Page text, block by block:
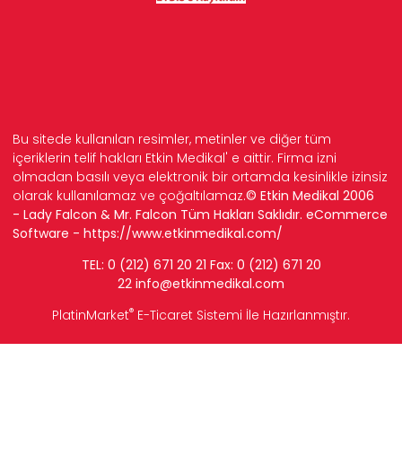
Bu sitede kullanılan resimler, metinler ve diğer tüm
içeriklerin telif hakları Etkin Medikal' e aittir. Firma izni
olmadan basılı veya elektronik bir ortamda kesinlikle izinsiz
olarak kullanılamaz ve çoğaltılamaz.© Etkin Medikal 2006
- Lady Falcon & Mr. Falcon Tüm Hakları Saklıdır. eCommerce
Software - https://www.etkinmedikal.com/
TEL: 0 (212) 671 20 21 Fax: 0 (212) 671 20
22 info@etkinmedikal.com
PlatinMarket® E-Ticaret Sistemi İle Hazırlanmıştır.